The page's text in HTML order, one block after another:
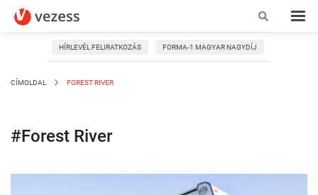
HÍRLEVÉL FELIRATKOZÁS FORMA-1 MAGYAR NAGYDÍJ
CÍMOLDAL FOREST RIVER
#Forest River